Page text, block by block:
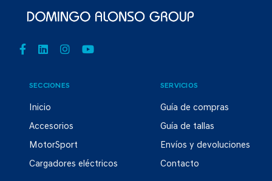
SECCIONES
Inicio
Accesorios
MotorSport
Cargadores eléctricos
SERVICIOS
Guía de compras
Guía de tallas
Envíos y devoluciones
Contacto